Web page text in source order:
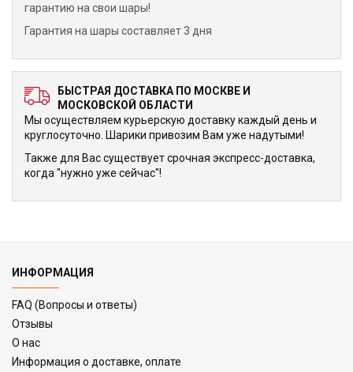
гарантию на свои шары!
Гарантия на шары составляет 3 дня
БЫСТРАЯ ДОСТАВКА ПО МОСКВЕ И
МОСКОВСКОЙ ОБЛАСТИ
Мы осуществляем курьерскую доставку каждый день и
круглосуточно. Шарики привозим Вам уже надутыми!
Также для Вас существует срочная экспресс-доставка,
когда "нужно уже сейчас"!
ИНФОРМАЦИЯ
FAQ (Вопросы и ответы)
Отзывы
О нас
Информация о доставке, оплате